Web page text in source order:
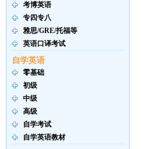
考博英语
专四专八
雅思/GRE/托福等
英语口译考试
自学英语
零基础
初级
中级
高级
自学考试
自学英语教材